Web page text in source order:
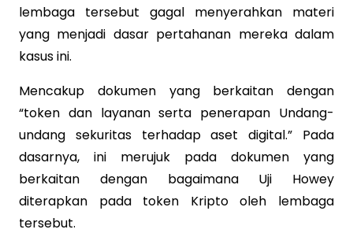
lembaga tersebut gagal menyerahkan materi
yang menjadi dasar pertahanan mereka dalam
kasus ini.
Mencakup dokumen yang berkaitan dengan
“token dan layanan serta penerapan Undang-
undang sekuritas terhadap aset digital.” Pada
dasarnya, ini merujuk pada dokumen yang
berkaitan dengan bagaimana Uji Howey
diterapkan pada token Kripto oleh lembaga
tersebut.